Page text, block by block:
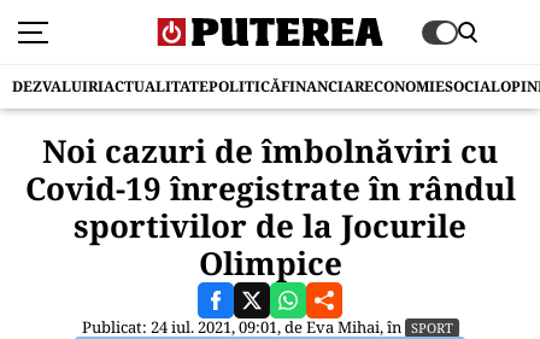
DEZVALUIRIACTUALITATEPOLITICĂFINANCIARECONOMIESOCIAL
Noi cazuri de îmbolnăviri cu
Covid-19 înregistrate în rândul
sportivilor de la Jocurile
Olimpice
Publicat: 24 iul. 2021, 09:01, deEva Mihai, în SPORT